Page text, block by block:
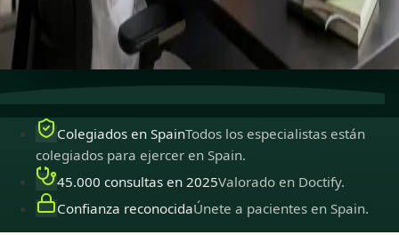
en Spain.
Consultas segurasPrivadas, confidenciales y fáciles de
Colegiados en SpainTodos los especialistas están
colegiados para ejercer en Spain.
45.000 consultas en 2025Valorado en Doctify.
Confianza reconocidaÚnete a pacientes en Spain.